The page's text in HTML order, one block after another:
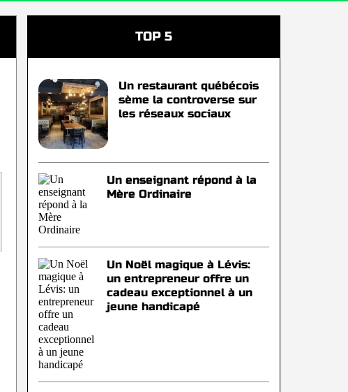
TOP 5
Un restaurant québécois
sème la controverse sur
les réseaux sociaux
Un enseignant répond à la
Mère Ordinaire
Un Noël magique à Lévis:
un entrepreneur offre un
cadeau exceptionnel à un
jeune handicapé